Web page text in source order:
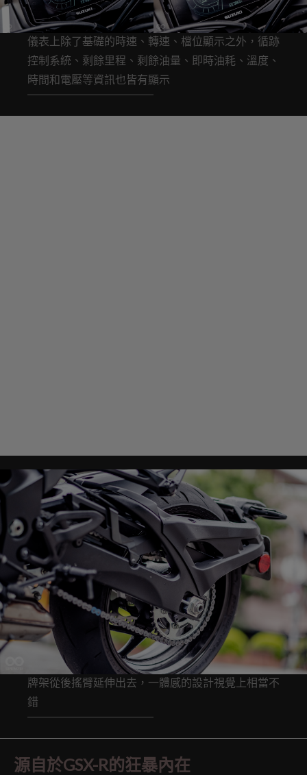
儀表上除了基礎的時速、轉速、檔位顯示之外，循跡
控制系統、剩餘里程、剩餘油量、即時油耗、溫度、
時間和電壓等資訊也皆有顯示
牌架從後搖臂延伸出去，一體感的設計視覺上相當不
錯
源自於GSX-R的狂暴內在